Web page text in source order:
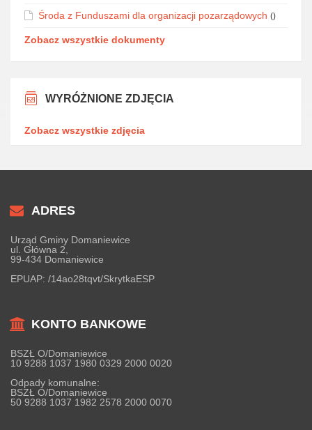
Środa z Funduszami dla organizacji pozarządowych ()
Zobacz wszystkie dokumenty
WYRÓŻNIONE ZDJĘCIA
Zobacz wszystkie zdjęcia
ADRES
Urząd Gminy Domaniewice
ul. Główna 2,
99-434 Domaniewice
EPUAP: /14ao28tqvt/SkrytkaESP
KONTO BANKOWE
BSZŁ O/Domaniewice
10 9288 1037 1980 0329 2000 0020
Odpady komunalne:
BSZŁ O/Domaniewice
50 9288 1037 1982 2578 2000 0070